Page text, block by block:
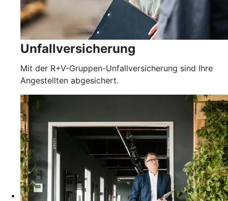
Unfallversicherung
Mit der R+V-Gruppen-Unfallversicherung sind Ihre
Angestellten abgesichert.